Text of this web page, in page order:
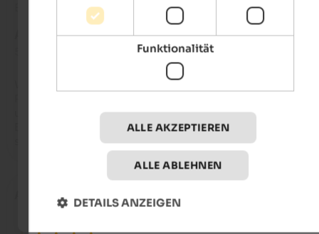
Bewertung aus Google
AUSGEZEICHNET
Wir haben im September letzten Jahres eine Woche bei
uns jeden Abend nach unseren Wandertouren mit
Blick und traumhaften Gartengestaltung erfreut. Wir freuen
schon auf unseren nächsten Urlaub im Dorfweber.
- März 2024
Funktionalität
ALLE AKZEPTIEREN
ALLE ABLEHNEN
DETAILS ANZEIGEN